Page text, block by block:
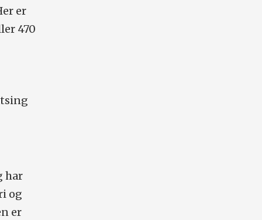
er
470
har
og
er